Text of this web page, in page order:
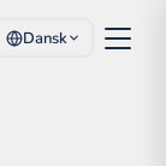
Dansk